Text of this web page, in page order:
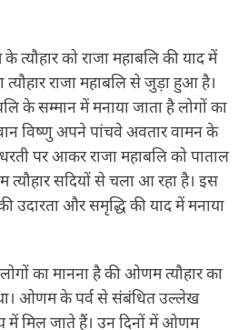
को राजा महाबलि की याद में
राजा महाबलि से जुड़ा हुआ है।
के सम्मान में मनाया जाता है लोगों का
विष्णु अपने पांचवे अवतार वामन के
पर आकर राजा महाबलि को पाताल
सदियों से चला आ रहा है। इस
उदारता और समृद्धि की याद में मनाया
का मानना है की ओणम त्यौहार का
ओणम के पर्व से संबंधित उल्लेख
मिल जाते हैं। उन दिनों में ओणम